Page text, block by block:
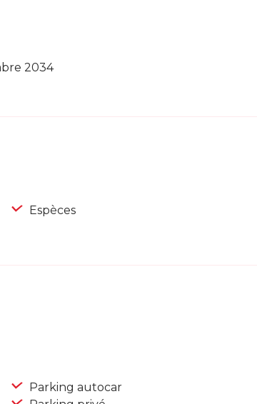
2034
Espèces
Parking autocar